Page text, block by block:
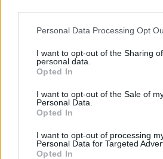
Personal Data Processing Opt
I want to opt-out of the Sharing
personal data.
Opted In
I want to opt-out of the Sale of
Personal Data.
Opted In
I want to opt-out of processing
Personal Data for Targeted
Opted In
KEDVES OLVASÓNK!
A keresett cikk a portfolio.hu
regisztrációhoz kötött.
Portfolio.hu teljes
Kötéslisták: BÉT elmúlt 2 év